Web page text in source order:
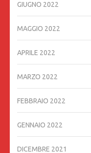
GIUGNO 2022
MAGGIO 2022
APRILE 2022
MARZO 2022
FEBBRAIO 2022
GENNAIO 2022
DICEMBRE 2021